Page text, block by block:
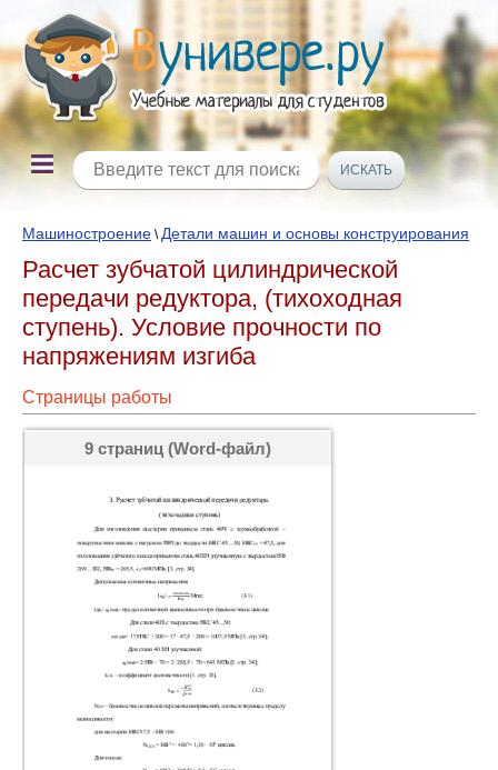
Машиностроение \ Детали машин и основы конструирования
Расчет зубчатой цилиндрической
передачи редуктора, (тихоходная
ступень). Условие прочности по
напряжениям изгиба
Страницы работы
9 страниц (Word-файл)